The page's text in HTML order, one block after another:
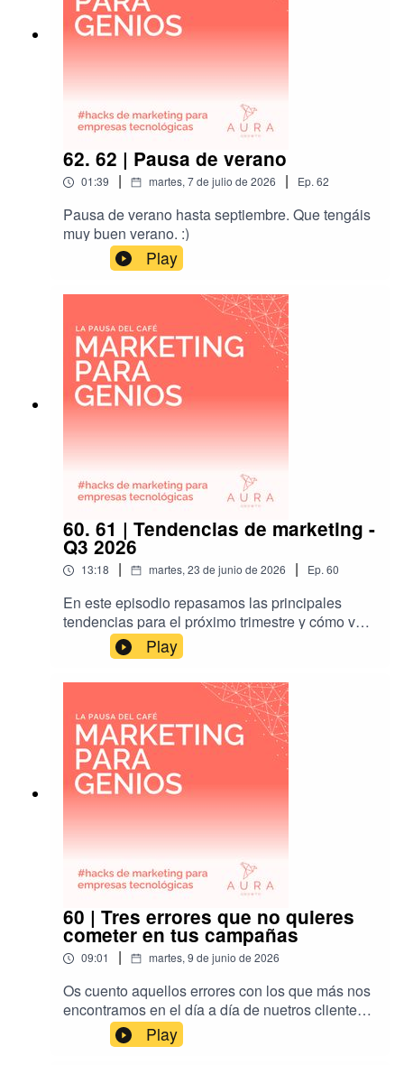
62. 62 | Pausa de verano
01:39 | martes, 7 de julio de 2026 | Ep. 62
Pausa de verano hasta septiembre. Que tengáis
muy buen verano. :)
Play
60. 61 | Tendencias de marketing -
Q3 2026
13:18 | martes, 23 de junio de 2026 | Ep. 60
En este episodio repasamos las principales
tendencias para el próximo trimestre y cómo van
a impactar en nuestra gestión del marketing.
También damos algunos consejos sobre cómo
operar en este contexto cambiante.
Play
60 | Tres errores que no quieres
cometer en tus campañas
09:01 | martes, 9 de junio de 2026
Os cuento aquellos errores con los que más nos
encontramos en el día a día de nuetros clientes
con las campañas. ¡Espero que sean útiles!
Play